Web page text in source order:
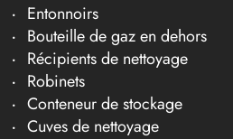
Entonnoirs
Bouteille de gaz en dehors
Récipients de nettoyage
Robinets
Conteneur de stockage
Cuves de nettoyage